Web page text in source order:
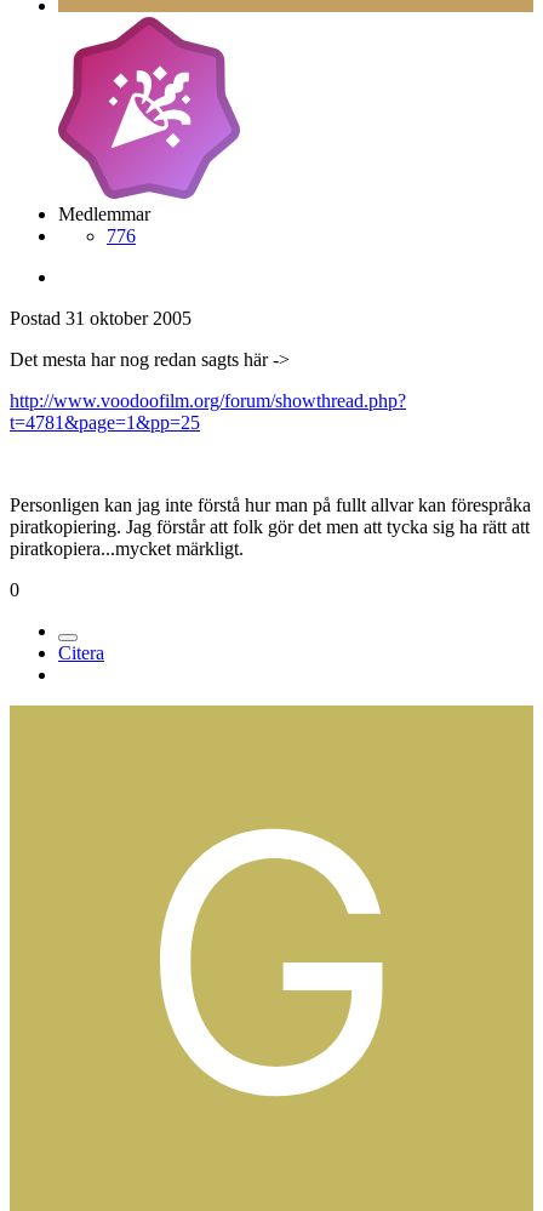
Medlemmar
776
Postad 31 oktober 2005
Det mesta har nog redan sagts här ->
http://www.voodoofilm.org/forum/showthread.php?
t=4781&page=1&pp=25
Personligen kan jag inte förstå hur man på fullt allvar kan förespråka
piratkopiering. Jag förstår att folk gör det men att tycka sig ha rätt att
piratkopiera...mycket märkligt.
0
Citera